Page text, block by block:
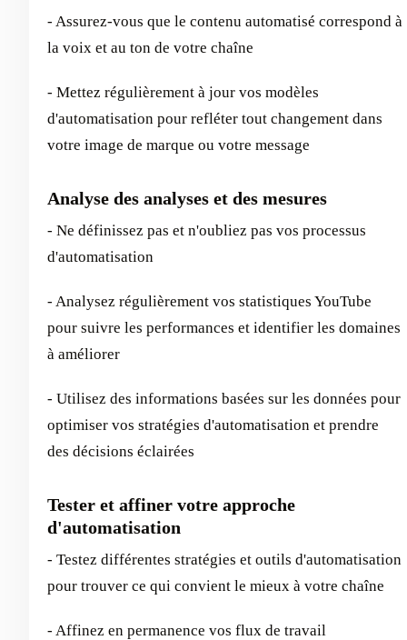
- Assurez-vous que le contenu automatisé correspond à
la voix et au ton de votre chaîne
- Mettez régulièrement à jour vos modèles
d'automatisation pour refléter tout changement dans
votre image de marque ou votre message
Analyse des analyses et des mesures
- Ne définissez pas et n'oubliez pas vos processus
d'automatisation
- Analysez régulièrement vos statistiques YouTube
pour suivre les performances et identifier les domaines
à améliorer
- Utilisez des informations basées sur les données pour
optimiser vos stratégies d'automatisation et prendre
des décisions éclairées
Tester et affiner votre approche
d'automatisation
- Testez différentes stratégies et outils d'automatisation
pour trouver ce qui convient le mieux à votre chaîne
- Affinez en permanence vos flux de travail